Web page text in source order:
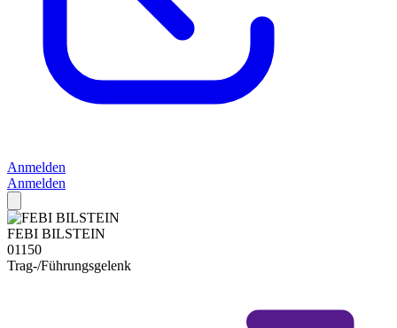
Anmelden
Anmelden
FEBI BILSTEIN
01150
Trag-/Führungsgelenk